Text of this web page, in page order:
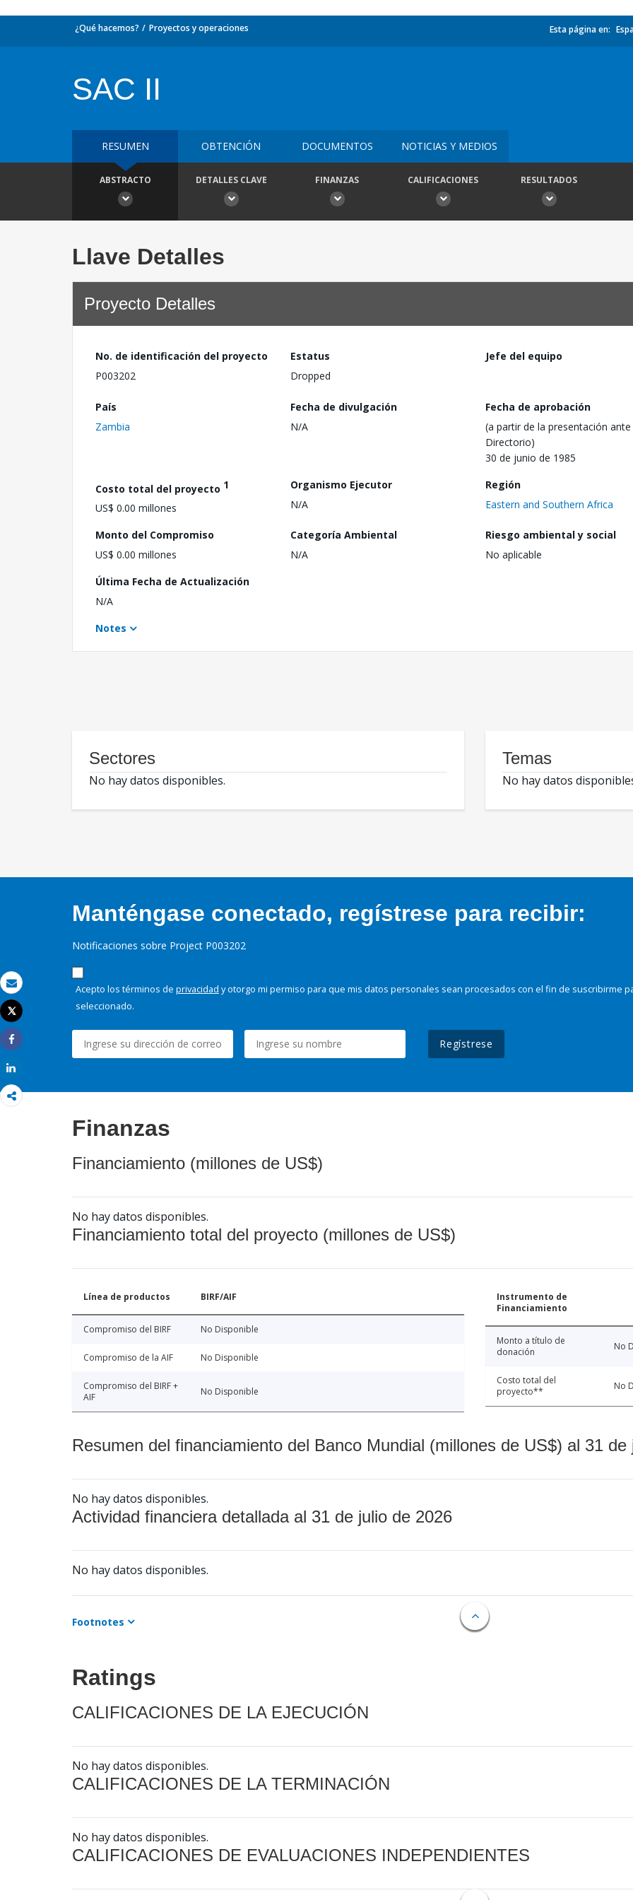
Correo electrónico
Imprimir
Tweet
Share
¿Qué hacemos? Proyectos y operaciones Esta página en:
SAC II
RESUMEN OBTENCIÓN DOCUMENTOS NOTICIAS Y MEDIOS
ABSTRACTO DETALLES CLAVE FINANZAS CALIFICACIONES RESULTADOS
Llave Detalles
Proyecto Detalles
No. de identificación del proyecto
P003202
Estatus
Dropped
Jefe del equipo
País
Zambia
Fecha de divulgación
N/A
Fecha de aprobación
(a partir de la presentación ante
Directorio)
30 de junio de 1985
Costo total del proyecto 1
US$ 0.00 millones
Organismo Ejecutor
N/A
Región
Eastern and Southern Africa
Monto del Compromiso
US$ 0.00 millones
Categoría Ambiental
N/A
Riesgo ambiental y social
No aplicable
Última Fecha de Actualización
N/A
Notes
Sectores
No hay datos disponibles.
Temas
No hay datos
Manténgase conectado, regístrese para recibir:
Notificaciones sobre Project P003202
Acepto los términos de privacidad y otorgo mi permiso para que mis datos personales sean procesados con el fin de suscribirme
seleccionado.
Regístrese
Finanzas
Financiamiento (millones de US$)
No hay datos disponibles.
Financiamiento total del proyecto (millones de US$)
Línea de productos BIRF/AIF
Compromiso del BIRF No Disponible
Compromiso de la AIF No Disponible
Compromiso del BIRF +
AIF
No Disponible
Instrumento de
Financiamiento
Monto a título de
donación
No
Costo total del
proyecto**
No
Resumen del financiamiento del Banco Mundial (millones de US$) al 31 de
No hay datos disponibles.
Actividad financiera detallada al 31 de julio de 2026
No hay datos disponibles.
Footnotes
Ratings
CALIFICACIONES DE LA EJECUCIÓN
No hay datos disponibles.
CALIFICACIONES DE LA TERMINACIÓN
No hay datos disponibles.
CALIFICACIONES DE EVALUACIONES INDEPENDIENTES